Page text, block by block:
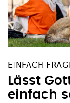
EINFACH
Lässt
einfach